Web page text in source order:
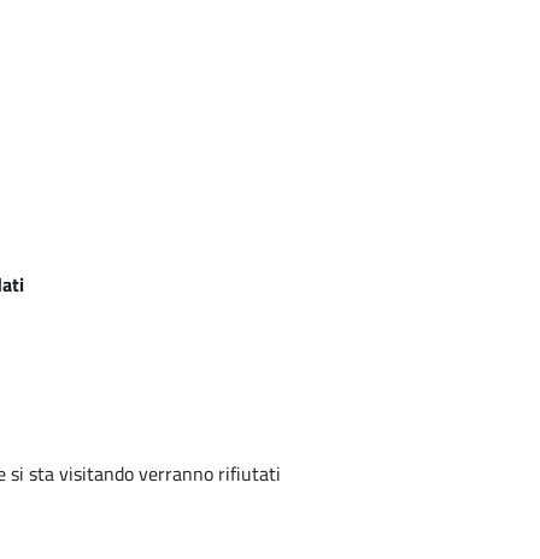
si sta visitando verranno rifiutati